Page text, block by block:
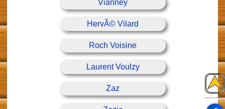
Vianney
HervÃ© Vilard
Roch Voisine
Laurent Voulzy
Zaz